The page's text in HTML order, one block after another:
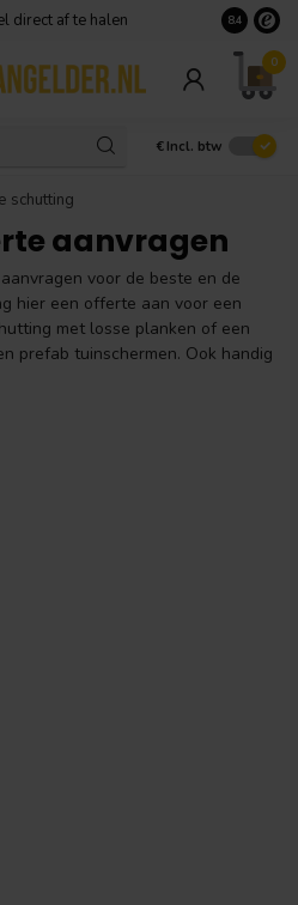
direct af te halen 8.4
0
€ Incl. btw
schutting
aanvragen
voor de beste en de
hier een offerte aan voor een
met losse planken of een
prefab tuinschermen. Ook handig